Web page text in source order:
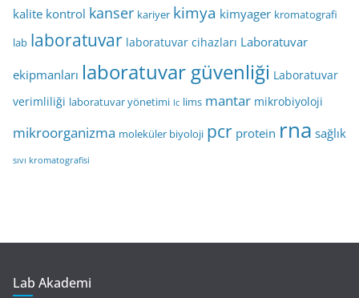
kalite kontrol kanser kariyer kimya kimyager kromatografi
lab laboratuvar laboratuvar cihazları Laboratuvar
ekipmanları laboratuvar güvenliği Laboratuvar
verimliliği laboratuvar yönetimi lc lims mantar mikrobiyoloji
mikroorganizma moleküler biyoloji pcr protein rna sağlık
sıvı kromatografisi
Lab Akademi